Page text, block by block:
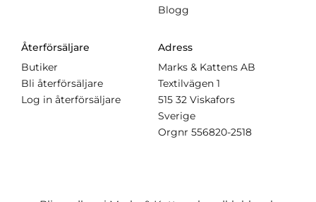
Blogg
Återförsäljare
Butiker
Bli återförsäljare
Log in återförsäljare
Adress
Marks & Kattens AB
Textilvägen 1
515 32 Viskafors
Sverige
Orgnr 556820-2518